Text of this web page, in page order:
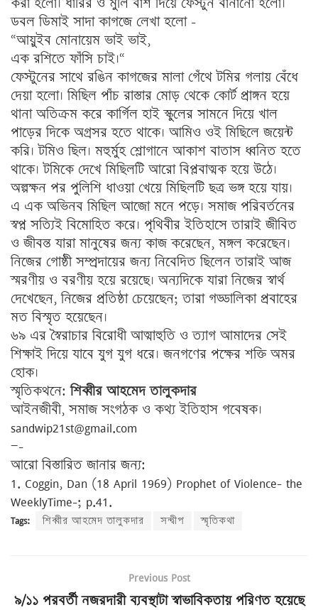
ডবল ডিমাই সাদা কাগজে লেখা হলো –
“আয়ুইব মোনায়েম ভাই ভাই,
এক রশিতে ফাঁসি চাই।“
ফেস্টুনের সাথে রঙিন কাগজের মালা গেঁথে টমির গলায় বেঁধে
দেয়া হলো। মিছিল পাঁচ রাস্তার মোড় থেকে কোর্ট প্রাঙ্গন হয়ে
থানা অতিক্রম করে কার্গিল হাই স্কুলের সামনে দিয়ে খাল
পাড়ের দিকে অগ্রসর হতে থাকে। আমিও ওই মিছিলে জয়েন্ট
করি। টমিও ছিল। মহুর্মুহ শ্লোগানে আকাশ বাতাস ধ্বনিত হতে
থাকে। টমিকে দেখে মিছিলটি আরো বিপ্লবাত্মক হয়ে উঠে।
অল্পক্ষন পর পুলিশি ধাওয়া খেয়ে মিছিলটি ছত্র ভঙ্গ হয়ে যায়।
এ এক অভিনব মিছিল আজো মনে পড়ে। সমাজ পরিবর্তনের
স্বপ্ন সত্যিই বিমোহিত করে। পৃথিবীর ইতিহাসে তারাই জীবিত
ও জীবন্ত যারা মানুষের জন্য কাজ করেছেন, মঙ্গল করেছেন।
নিজের গোষ্ঠী সম্প্রদায়ের জন্য নিবেদিত ছিলেন তারাই আজ
স্মরণীয় ও বরণীয় হয়ে রয়েছে। অন্যদিকে যারা নিজের স্বার্থ
দেখেছেন, নিজের প্রতিষ্ঠা চেয়েছেন; তারা গড্ডালিকা প্রবাহের
মত বিস্মৃত হয়েছেন।
৬৯ এর স্বৈরাচার বিরোধী আত্মাহুতি ও ত্যাগ আমাদের সেই
শিক্ষাই দিয়ে যাবে যুগ যুগ ধরে। জনগণের পক্ষের শক্তি অমর
হোক।
স্মৃতিকথনে:শিব্বীর আহমেদ তালুকদার
আইনজীবী, সমাজ সংগঠক ও কথ্য ইতিহাস গবেষক।
sandwip21st@gmail.com
—–
আরো বিস্তারিত জানার জন্য:
1. Coggin, Dan (18 April 1969) Prophet of Violence- the
WeeklyTime-; p.41.
Tags: শিব্বীর আহমেদ তালুকদার সন্দ্বীপ স্মৃতিকথা
Previous Post
৯/১১ পরবর্তী নজরদারী ব্যবস্থাটা স্বাভাবিকতায় পরিণত হয়েছে